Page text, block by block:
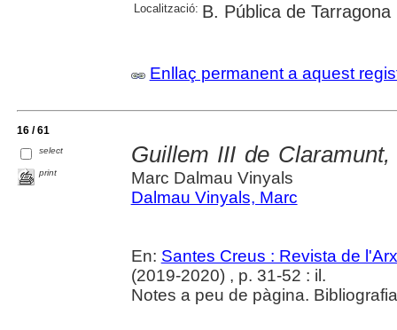
Localització: B. Pública de Tarragona
Enllaç permanent a aquest
16 / 61
select
print
Guillem III de
Marc Dalmau Vinyals
Dalmau Vinyals, Marc
En: Santes Creus : Revista de
(2019-2020) , p. 31-52 : il.
Notes a peu de pàgina.